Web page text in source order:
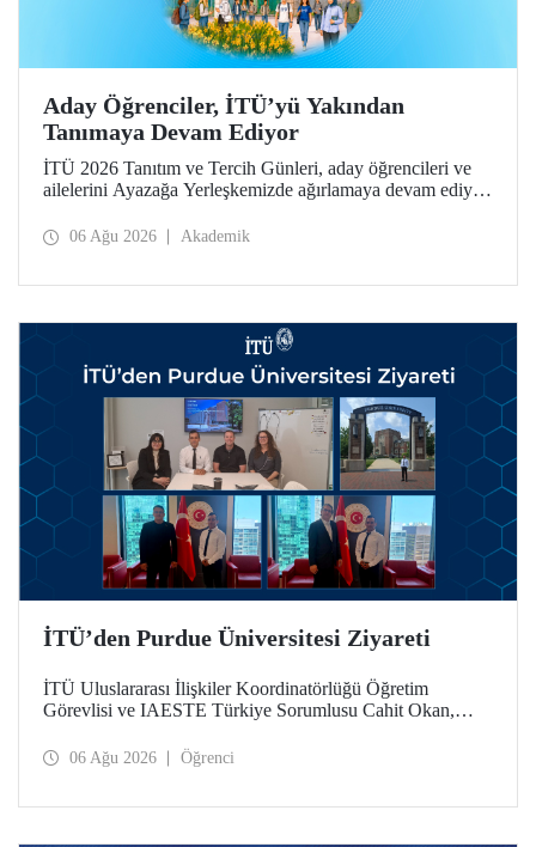
Aday Öğrenciler, İTÜ’yü Yakından
Tanımaya Devam Ediyor
İTÜ 2026 Tanıtım ve Tercih Günleri, aday öğrencileri ve
ailelerini Ayazağa Yerleşkemizde ağırlamaya devam ediyor.
ilgili fakülte ve birimler adaylara bilgi vermeye devam
06 Ağu 2026 Akademik
İTÜ’den Purdue Üniversitesi Ziyareti
İTÜ Uluslararası İlişkiler Koordinatörlüğü Öğretim
Görevlisi ve IAESTE Türkiye Sorumlusu Cahit Okan,
Temmuz tarihlerinde ABD’de dünyanın önde gelen
06 Ağu 2026 Öğrenci